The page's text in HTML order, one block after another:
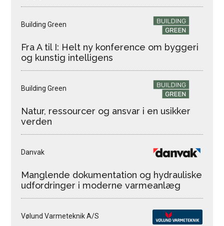
Building Green
Fra A til I: Helt ny konference om byggeri
og kunstig intelligens
Building Green
Natur, ressourcer og ansvar i en usikker
verden
Danvak
Manglende dokumentation og hydrauliske
udfordringer i moderne varmeanlæg
Vølund Varmeteknik A/S